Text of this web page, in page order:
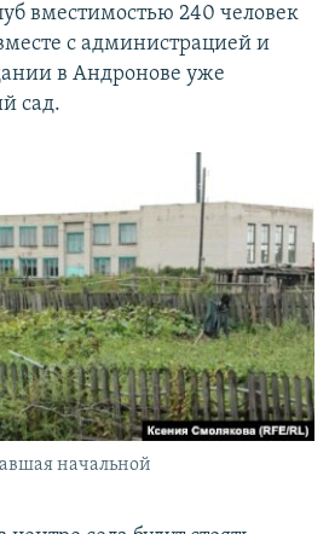
вместимостью 240 человек
с администрацией и
в Андронове уже
сад.
начальной